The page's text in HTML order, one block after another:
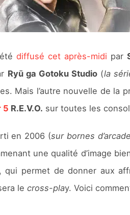
diffusé cet après-midi par
Ryū ga Gotoku Studio (la
Mais l’autre nouvelle de la
5 R.E.V.O. sur toutes les
en 2006 (sur bornes
une qualité d’image
permet de donner aux
le cross-play. Voici